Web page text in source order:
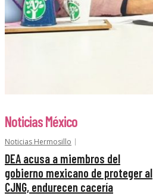
Noticias México
Noticias Hermosillo
DEA acusa a miembros del
gobierno mexicano de proteger al
CJNG, endurecen cacería